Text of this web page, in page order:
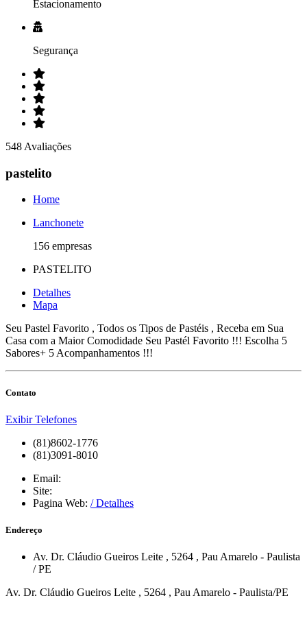
Estacionamento
Segurança
548 Avaliações
pastelito
Home
Lanchonete
156 empresas
PASTELITO
Detalhes
Mapa
Seu Pastel Favorito , Todos os Tipos de Pastéis , Receba em Sua
Casa com a Maior Comodidade Seu Pastél Favorito !!! Escolha 5
Sabores+ 5 Acompanhamentos !!!
Contato
Exibir Telefones
(81)8602-1776
(81)3091-8010
Email:
Site:
Pagina Web: / Detalhes
Endereço
Av. Dr. Cláudio Gueiros Leite , 5264 , Pau Amarelo - Paulista
/PE
Av. Dr. Cláudio Gueiros Leite , 5264 , Pau Amarelo - Paulista/PE